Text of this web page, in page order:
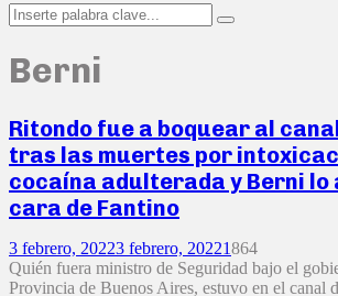
Search
for:
Search
Berni
Ritondo fue a boquear al
tras las muertes por
cocaína adulterada y Berni lo
cara de Fantino
3 febrero, 20223 febrero, 20221864
Quién fuera ministro de Seguridad bajo el
Provincia de Buenos Aires, estuvo en el canal